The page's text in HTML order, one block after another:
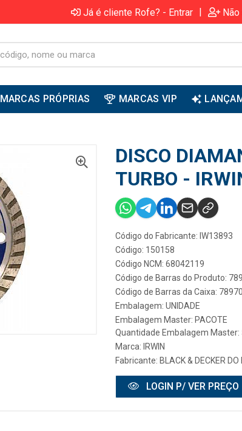
Já é cliente Rofe? - Entrar |
MARCAS PRÓPRIAS MARCAS VIP
DISCO
TURBO -
Código do Fabricante: IW13893
Código: 150158
Código NCM: 68042119
Código de Barras do Produto:
Código de Barras da Caixa:
Embalagem: UNIDADE
Embalagem Master: PACOTE
Quantidade Embalagem Master:
Marca: IRWIN
Fabricante: BLACK & DECKER
LOGIN P/ VER PREÇO